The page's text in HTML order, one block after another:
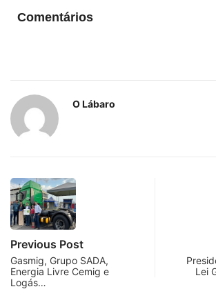
Comentários
O Lábaro
Previous Post
Gasmig, Grupo SADA,
Energia Livre Cemig e
Logás…
Lei